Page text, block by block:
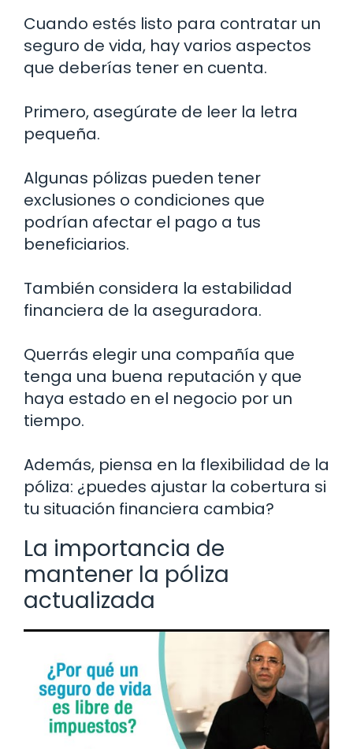
Cuando estés listo para contratar un
seguro de vida, hay varios aspectos
que deberías tener en cuenta.
Primero, asegúrate de leer la letra
pequeña.
Algunas pólizas pueden tener
exclusiones o condiciones que
podrían afectar el pago a tus
beneficiarios.
También considera la estabilidad
financiera de la aseguradora.
Querrás elegir una compañía que
tenga una buena reputación y que
haya estado en el negocio por un
tiempo.
Además, piensa en la flexibilidad de la
póliza: ¿puedes ajustar la cobertura si
tu situación financiera cambia?
La importancia de
mantener la póliza
actualizada